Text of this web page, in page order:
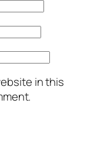
in this